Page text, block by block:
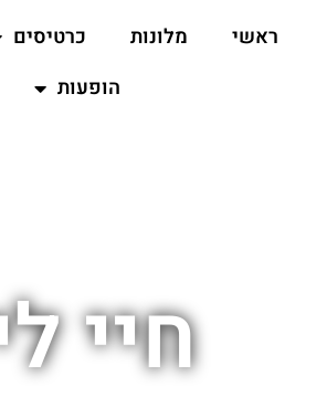
ראשי מלונות כרטיסים
הופעות
חיי